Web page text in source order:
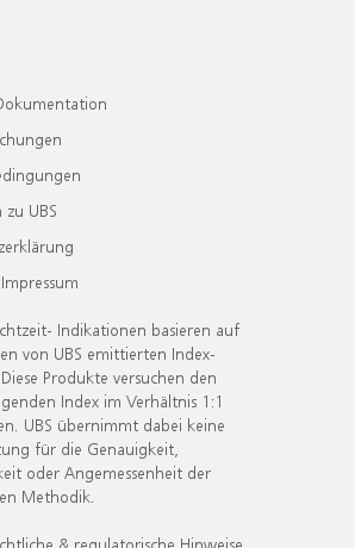
UBS
Indikationen basieren auf
von UBS emittierten Index-
Produkte versuchen den
Index im Verhältnis 1:1
UBS übernimmt dabei keine
für die Genauigkeit,
oder Angemessenheit der
Methodik.